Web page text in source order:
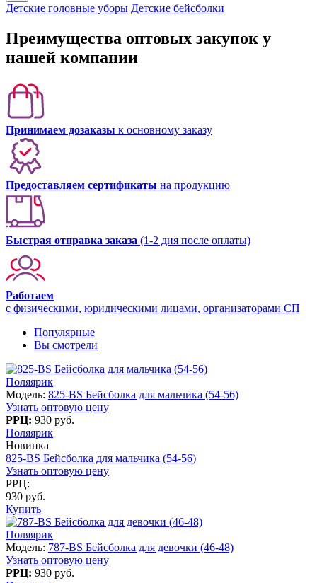
Детские головные уборы Детские бейсболки
Преимущества оптовых закупок у
нашей компании
Принимаем дозаказы к основному заказу
Предоставляем сертификаты на продукцию
Быстрая отправка заказа (1-2 дня после оплаты)
Работаем
с физическими, юридическими лицами, организаторами СП
Популярные
Вы смотрели
Поляярик
Модель: 825-BS Бейсболка для мальчика (54-56)
Узнать оптовую цену
РРЦ: 930 руб.
Поляярик
Новинка
825-BS Бейсболка для мальчика (54-56)
Узнать оптовую цену
РРЦ:
930 руб.
Купить
Поляярик
Модель: 787-BS Бейсболка для девочки (46-48)
Узнать оптовую цену
РРЦ: 930 руб.